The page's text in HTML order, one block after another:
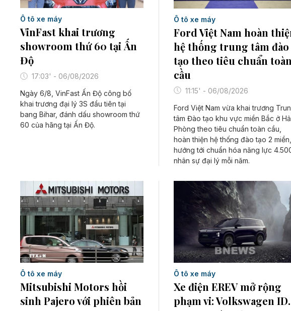
Ô tô xe máy
VinFast khai trương
showroom thứ 60 tại Ấn
Độ
17:03' - 06/08/2026
Ngày 6/8, VinFast Ấn Độ công bố
khai trương đại lý 3S đầu tiên tại
bang Bihar, đánh dấu showroom thứ
60 của hãng tại Ấn Độ.
Ô tô xe máy
Ford Việt Nam hoàn
hệ thống trung tâm đào
tạo theo tiêu chuẩn toàn
cầu
11:15' - 06/08/2026
Ford Việt Nam vừa khai trương
tâm Đào tạo khu vực miền Bắc ở
Phòng theo tiêu chuẩn toàn cầu,
hoàn thiện hệ thống đào tạo 2 miền,
hướng tới chuẩn hóa năng lực
nhân sự đại lý mỗi năm.
Ô tô xe máy
Mitsubishi Motors hồi
sinh Pajero với phiên bản
Ô tô xe máy
Xe điện EREV mở rộng
phạm vi: Volkswagen ID.